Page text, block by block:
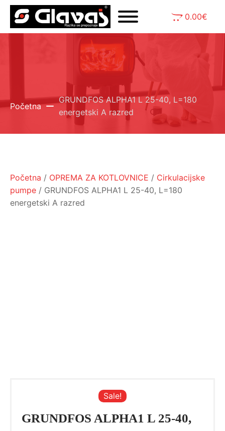
0.00€
Početna
GRUNDFOS ALPHA1 L 25-40, L=180
energetski A razred
Početna / OPREMA ZA KOTLOVNICE / Cirkulacijske
pumpe / GRUNDFOS ALPHA1 L 25-40, L=180
energetski A razred
Sale!
GRUNDFOS ALPHA1 L 25-40,